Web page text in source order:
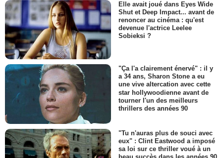
Elle avait joué dans Eyes Wide
Shut et Deep Impact... avant de
renoncer au cinéma : qu'est
devenue l'actrice Leelee
Sobieksi ?
"Ça l'a clairement énervé" : il y
a 34 ans, Sharon Stone a eu
une vive altercation avec cette
star hollywoodienne avant de
tourner l'un des meilleurs
thrillers des années 90
"Tu n'auras plus de souci avec
eux" : Clint Eastwood a imposé
sa loi sur ce thriller voué à un